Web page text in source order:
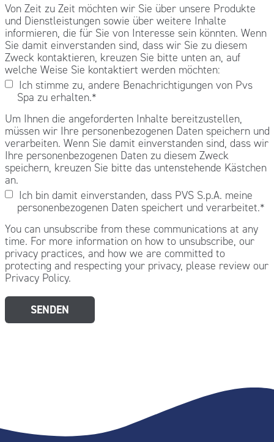
Von Zeit zu Zeit möchten wir Sie über unsere Produkte
und Dienstleistungen sowie über weitere Inhalte
informieren, die für Sie von Interesse sein könnten. Wenn
Sie damit einverstanden sind, dass wir Sie zu diesem
Zweck kontaktieren, kreuzen Sie bitte unten an, auf
welche Weise Sie kontaktiert werden möchten:
Ich stimme zu, andere Benachrichtigungen von Pvs
Spa zu erhalten.*
Um Ihnen die angeforderten Inhalte bereitzustellen,
müssen wir Ihre personenbezogenen Daten speichern und
verarbeiten. Wenn Sie damit einverstanden sind, dass wir
Ihre personenbezogenen Daten zu diesem Zweck
speichern, kreuzen Sie bitte das untenstehende Kästchen
an.
Ich bin damit einverstanden, dass PVS S.p.A. meine
personenbezogenen Daten speichert und verarbeitet.*
You can unsubscribe from these communications at any
time. For more information on how to unsubscribe, our
privacy practices, and how we are committed to
protecting and respecting your privacy, please review our
Privacy Policy.